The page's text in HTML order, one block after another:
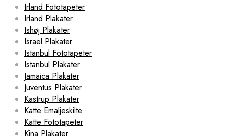
Irland Fototapeter
Irland Plakater
Ishøj Plakater
Israel Plakater
Istanbul Fototapeter
Istanbul Plakater
Jamaica Plakater
Juventus Plakater
Kastrup Plakater
Katte Emaljeskilte
Katte Fototapeter
Kina Plakater